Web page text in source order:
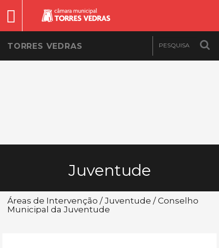
TORRES VEDRAS
Juventude
Áreas de Intervenção / Juventude / Conselho
Municipal da Juventude